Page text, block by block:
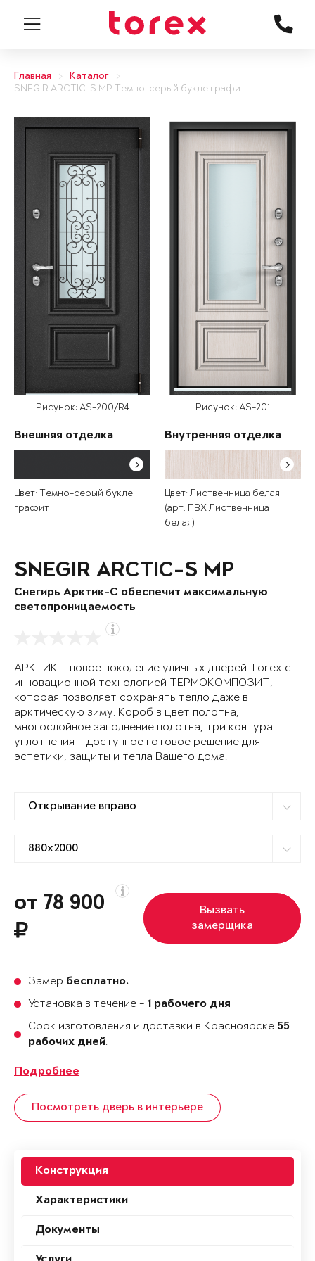
Главная
Каталог
SNEGIR ARCTIC-S MP Темно-серый букле графит
Рисунок: AS-200/R4
Внешняя отделка
Цвет: Темно-серый букле
графит
Рисунок: AS-201
Внутренняя отделка
Цвет: Лиственница белая
(арт. ПВХ Лиственница
белая)
SNEGIR ARCTIC-S MP
Снегирь Арктик-С обеспечит максимальную
светопроницаемость
АРКТИК – новое поколение уличных дверей Torex с
инновационной технологией ТЕРМОКОМПОЗИТ,
которая позволяет сохранять тепло даже в
арктическую зиму. Короб в цвет полотна,
многослойное заполнение полотна, три контура
уплотнения – доступное готовое решение для
эстетики, защиты и тепла Вашего дома.
от 78 900
Вызвать
замерщика
Замер бесплатно.
Установка в течение - 1 рабочего дня
Срок изготовления и доставки в Красноярске 55
рабочих дней.
Подробнее
Посмотреть дверь в интерьере
Конструкция
Характеристики
Документы